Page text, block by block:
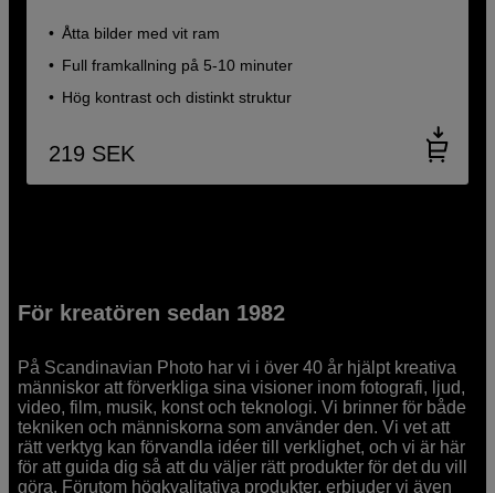
Åtta bilder med vit ram
Full framkallning på 5-10 minuter
Hög kontrast och distinkt struktur
219 SEK
För kreatören sedan 1982
På Scandinavian Photo har vi i över 40 år hjälpt kreativa
människor att förverkliga sina visioner inom fotografi, ljud,
video, film, musik, konst och teknologi. Vi brinner för både
tekniken och människorna som använder den. Vi vet att
rätt verktyg kan förvandla idéer till verklighet, och vi är här
för att guida dig så att du väljer rätt produkter för det du vill
göra. Förutom högkvalitativa produkter, erbjuder vi även